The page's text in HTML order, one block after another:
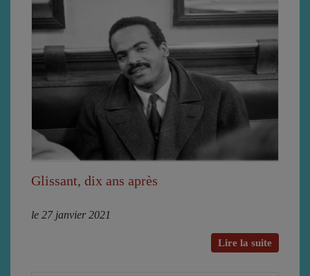
Glissant, dix ans après
le 27 janvier 2021
Lire la suite